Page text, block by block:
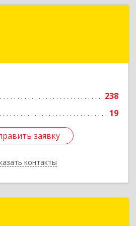
238
19
заявку
контакты
обл, г.о. Кашира, Кашира г,
заявку
Назад